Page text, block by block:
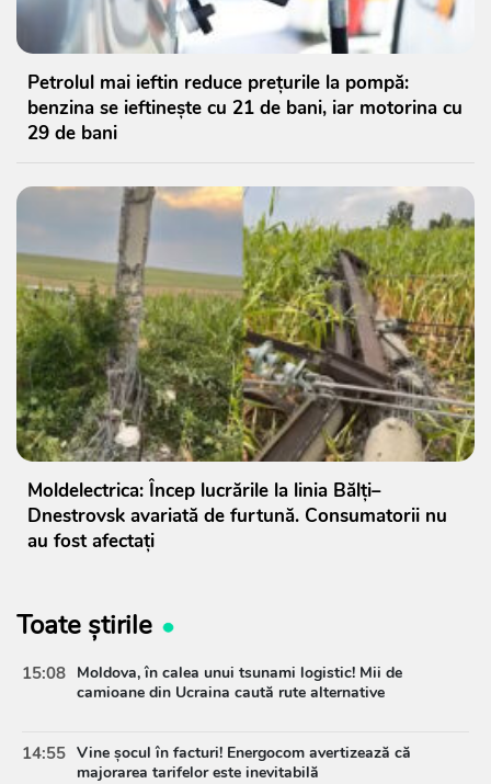
Petrolul mai ieftin reduce prețurile la pompă:
benzina se ieftinește cu 21 de bani, iar motorina cu
29 de bani
Moldelectrica: Încep lucrările la linia Bălți–
Dnestrovsk avariată de furtună. Consumatorii nu
au fost afectați
Toate știrile
15:08 Moldova, în calea unui tsunami logistic! Mii de
camioane din Ucraina caută rute alternative
14:55 Vine șocul în facturi! Energocom avertizează că
majorarea tarifelor este inevitabilă